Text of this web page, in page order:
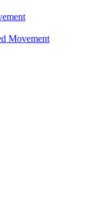
Movement